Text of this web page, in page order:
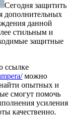
Сегодня защитить
дополнительных
данной
стильным и
защитные
ссылке
можно
опытных и
смогут помочь
усиления
качественно.